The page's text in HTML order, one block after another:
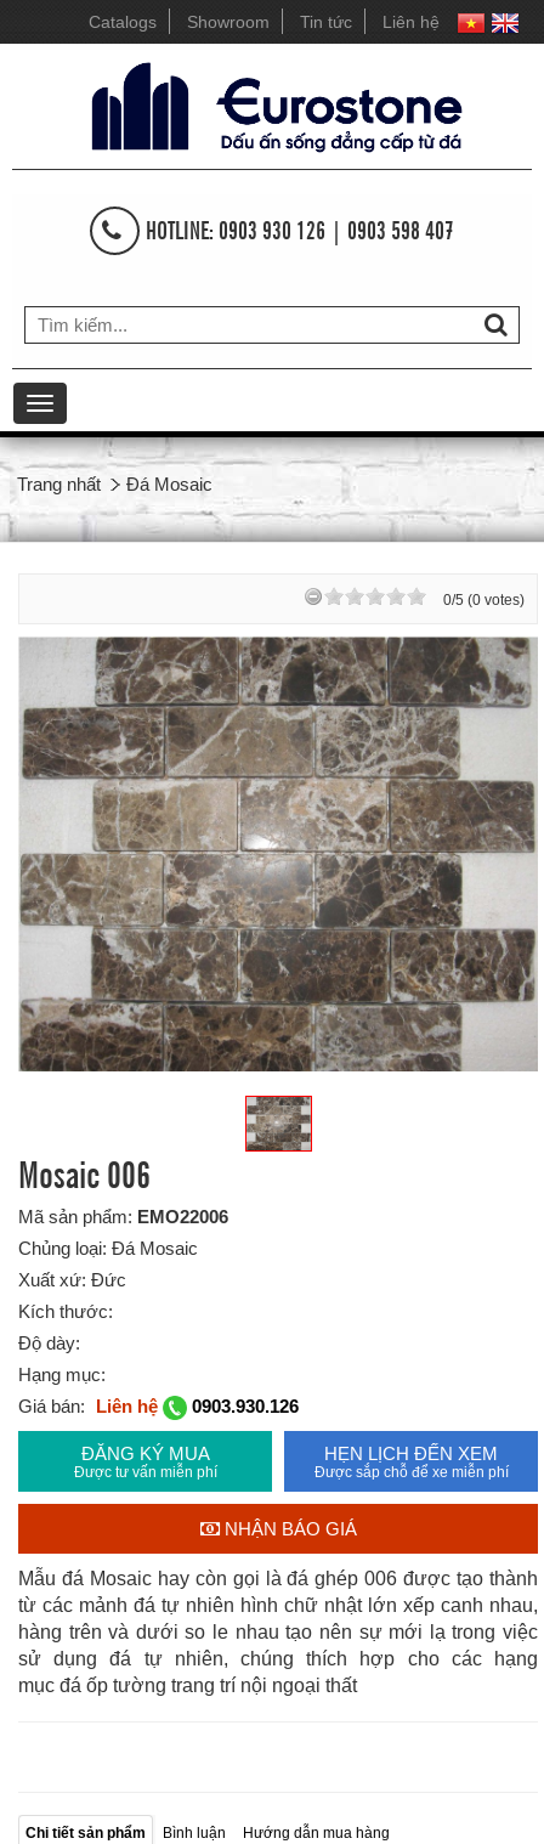
Catalogs Showroom Tin tức Liên hệ
HOTLINE: 0903 930 126 | 0903 598 407
Toggle
navigation
Trang nhất Đá Mosaic
0/5 (0 votes)
Mosaic 006
Mã sản phẩm: EMO22006
Chủng loại: Đá Mosaic
Xuất xứ: Đức
Kích thước:
Độ dày:
Hạng mục:
Giá bán:
Liên hệ 0903.930.126
ĐĂNG KÝ MUA
Được tư vấn miễn phí
HẸN LỊCH ĐẾN XEM
Được sắp chỗ để xe miễn phí
NHẬN BÁO GIÁ
Mẫu đá Mosaic hay còn gọi là đá ghép 006 được tạo thành
từ các mảnh đá tự nhiên hình chữ nhật lớn xếp canh nhau,
hàng trên và dưới so le nhau tạo nên sự mới lạ trong việc
sử dụng đá tự nhiên, chúng thích hợp cho các hạng
mục đá ốp tường trang trí nội ngoại thất
Chi tiết sản phẩm Bình luận Hướng dẫn mua hàng